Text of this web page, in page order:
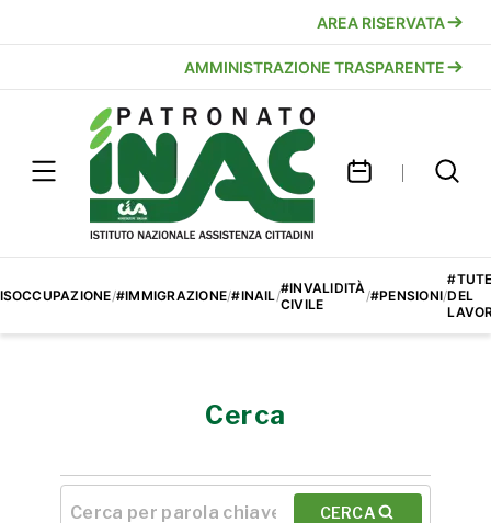
AREA RISERVATA
AMMINISTRAZIONE TRASPARENTE
/#IMMIGRAZIONE/#INAIL/#INVALIDITÀ
CIVILE
/#PENSIONI/DEL
Cerca
CERCA